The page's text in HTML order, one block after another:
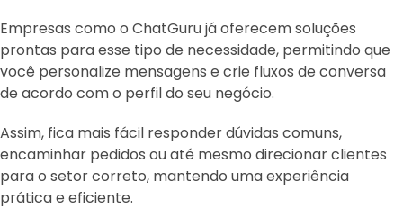
Empresas como o ChatGuru já oferecem soluções
prontas para esse tipo de necessidade, permitindo que
você personalize mensagens e crie fluxos de conversa
de acordo com o perfil do seu negócio.
Assim, fica mais fácil responder dúvidas comuns,
encaminhar pedidos ou até mesmo direcionar clientes
para o setor correto, mantendo uma experiência
prática e eficiente.